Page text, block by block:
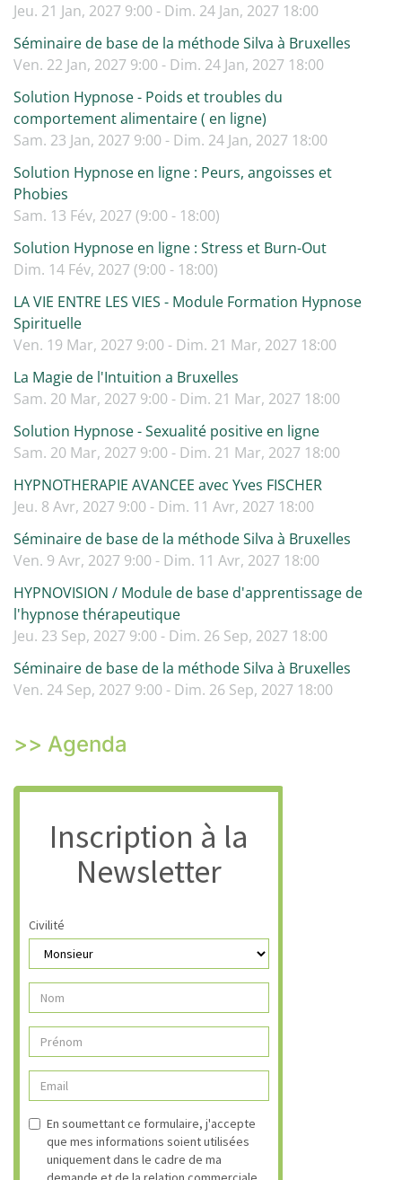
Jeu. 21 Jan, 2027 9:00 - Dim. 24 Jan, 2027 18:00
Séminaire de base de la méthode Silva à Bruxelles
Ven. 22 Jan, 2027 9:00 - Dim. 24 Jan, 2027 18:00
Solution Hypnose - Poids et troubles du
comportement alimentaire ( en ligne)
Sam. 23 Jan, 2027 9:00 - Dim. 24 Jan, 2027 18:00
Solution Hypnose en ligne : Peurs, angoisses et
Phobies
Sam. 13 Fév, 2027 (9:00 - 18:00)
Solution Hypnose en ligne : Stress et Burn-Out
Dim. 14 Fév, 2027 (9:00 - 18:00)
LA VIE ENTRE LES VIES - Module Formation Hypnose
Spirituelle
Ven. 19 Mar, 2027 9:00 - Dim. 21 Mar, 2027 18:00
La Magie de l'Intuition a Bruxelles
Sam. 20 Mar, 2027 9:00 - Dim. 21 Mar, 2027 18:00
Solution Hypnose - Sexualité positive en ligne
Sam. 20 Mar, 2027 9:00 - Dim. 21 Mar, 2027 18:00
HYPNOTHERAPIE AVANCEE avec Yves FISCHER
Jeu. 8 Avr, 2027 9:00 - Dim. 11 Avr, 2027 18:00
Séminaire de base de la méthode Silva à Bruxelles
Ven. 9 Avr, 2027 9:00 - Dim. 11 Avr, 2027 18:00
HYPNOVISION / Module de base d'apprentissage de
l'hypnose thérapeutique
Jeu. 23 Sep, 2027 9:00 - Dim. 26 Sep, 2027 18:00
Séminaire de base de la méthode Silva à Bruxelles
Ven. 24 Sep, 2027 9:00 - Dim. 26 Sep, 2027 18:00
>> Agenda